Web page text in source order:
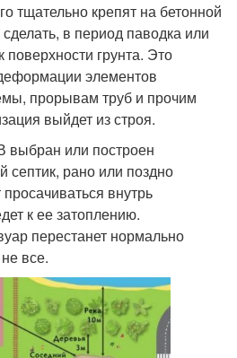
тщательно крепят на бетонной
в период паводка или
грунта. Это
элементов
прорывам труб и прочим
выйдет из строя.
выбран или построен
септик, рано или поздно
внутрь
к ее затоплению.
перестанет нормально
все.